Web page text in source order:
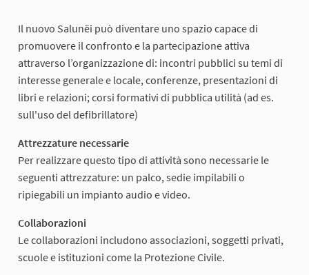
Il nuovo Salunëi può diventare uno spazio capace di
promuovere il confronto e la partecipazione attiva
attraverso l’organizzazione di: incontri pubblici su temi di
interesse generale e locale, conferenze, presentazioni di
libri e relazioni; corsi formativi di pubblica utilità (ad es.
sull'uso del defibrillatore)
Attrezzature necessarie
Per realizzare questo tipo di attività sono necessarie le
seguenti attrezzature: un palco, sedie impilabili o
ripiegabili un impianto audio e video.
Collaborazioni
Le collaborazioni includono associazioni, soggetti privati,
scuole e istituzioni come la Protezione Civile.